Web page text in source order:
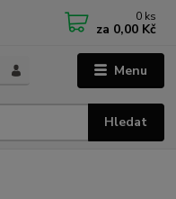
Menu
Hledat
0 ks
za 0,00 Kč